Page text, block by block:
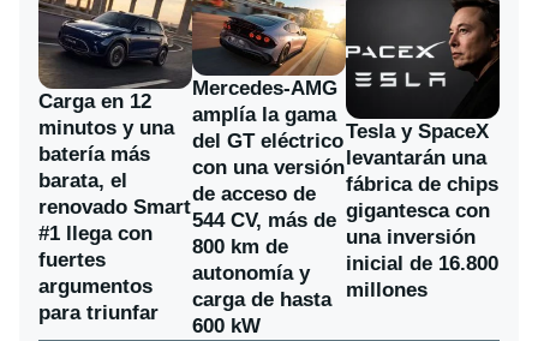
Carga en 12
minutos y una
batería más
barata, el
renovado Smart
#1 llega con
fuertes
argumentos
para triunfar
Mercedes-AMG
amplía la gama
del GT eléctrico
con una versión
de acceso de
544 CV, más de
800 km de
autonomía y
carga de hasta
600 kW
Tesla y SpaceX
levantarán una
fábrica de chips
gigantesca con
una inversión
inicial de 16.800
millones